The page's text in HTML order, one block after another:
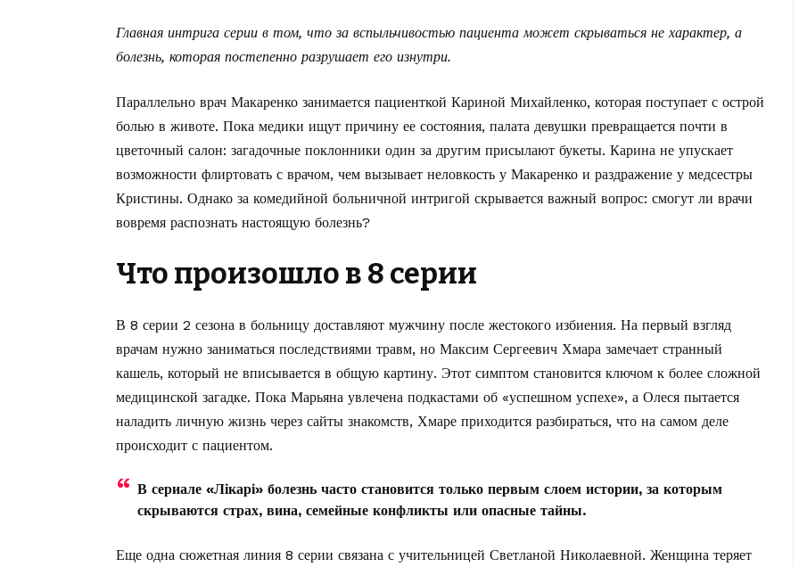
Главная интрига серии в том, что за вспыльчивостью пациента может скрываться не характер, а
болезнь, которая постепенно разрушает его изнутри.
Параллельно врач Макаренко занимается пациенткой Кариной Михайленко, которая поступает с острой
болью в животе. Пока медики ищут причину ее состояния, палата девушки превращается почти в
цветочный салон: загадочные поклонники один за другим присылают букеты. Карина не упускает
возможности флиртовать с врачом, чем вызывает неловкость у Макаренко и раздражение у медсестры
Кристины. Однако за комедийной больничной интригой скрывается важный вопрос: смогут ли врачи
вовремя распознать настоящую болезнь?
Что произошло в 8 серии
В 8 серии 2 сезона в больницу доставляют мужчину после жестокого избиения. На первый взгляд
врачам нужно заниматься последствиями травм, но Максим Сергеевич Хмара замечает странный
кашель, который не вписывается в общую картину. Этот симптом становится ключом к более сложной
медицинской загадке. Пока Марьяна увлечена подкастами об «успешном успехе», а Олеся пытается
наладить личную жизнь через сайты знакомств, Хмаре приходится разбираться, что на самом деле
происходит с пациентом.
В сериале «Лікарі» болезнь часто становится только первым слоем истории, за которым
скрываются страх, вина, семейные конфликты или опасные тайны.
Еще одна сюжетная линия 8 серии связана с учительницей Светланой Николаевной. Женщина теряет